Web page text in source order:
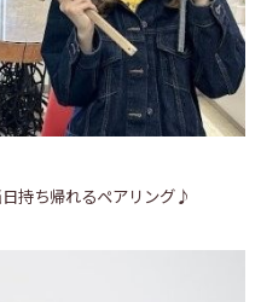
持ち帰れるペアリング♪